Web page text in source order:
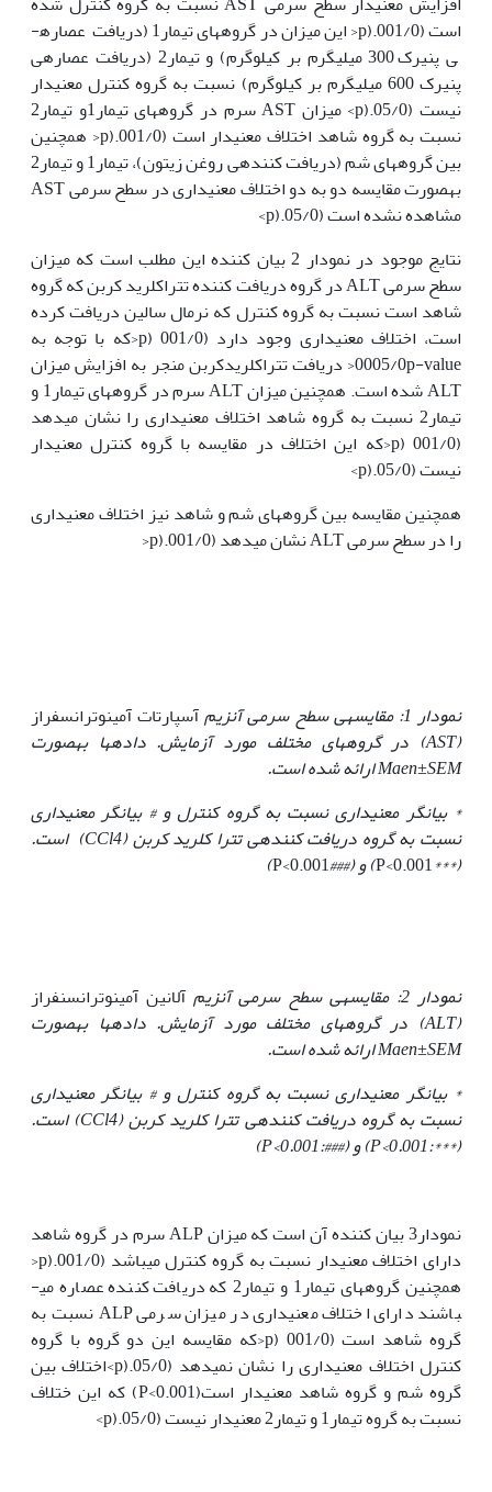
است (001/0.(p< این میزان در گروه­های تیمار1 (دریافت عصاره­
ی پنیرک 300 میلی‏گرم بر کیلوگرم) و تیمار2 (دریافت عصاره­ی
پنیرک 600 میلی‏گرم بر کیلوگرم) نسبت به گروه کنترل معنی­دار
نیست (05/0.(p> میزان AST سرم در گروه‫های تیمار1و تیمار2
نسبت به گروه شاهد اختلاف معنی­دار است (001/0.(p< همچنین
بین گروه­های شم (دریافت کننده­ی روغن زیتون)، تیمار1 و تیمار2
به‏صورت مقایسه دو به دو اختلاف معنی­داری در سطح سرمی AST
مشاهده نشده است (05/0.(p>
نتایج موجود در نمودار 2 بیان کننده این مطلب است که میزان
سطح سرمی ALT در گروه دریافت کننده تتراکلرید کربن که گروه
شاهد است نسبت به گروه کنترل که نرمال سالین دریافت کرده
است، اختلاف معنی­داری وجود دارد (001/0 (p<که با توجه به
0005/0p-value< دریافت تتراکلریدکربن منجر به افزایش میزان
ALT شده است. همچنین میزان ALT سرم در گروه­های تیمار1 و
تیمار2 نسبت به گروه شاهد اختلاف معنی‫داری را نشان می­دهد
(001/0 (p<که این اختلاف در مقایسه با گروه کنترل معنی­دار
نیست (05/0.(p>
همچنین مقایسه بین گروه­های شم و شاهد نیز اختلاف معنی‫داری
را در سطح سرمی ALT نشان می­دهد (001/0.(p<
نمودار 1: مقایسه­ی سطح سرمی آنزیم
آسپارتات آمینوترانسفراز
(
AST) در گروه‏های مختلف مورد آزمایش. داده‏ها به‏صورت
Maen±SEMارائه شده است.
* بیانگر معنی‏داری نسبت به گروه کنترل و# بیانگر معنی‏داری
نسبت به گروه دریافت کننده­ی تترا کلرید کربن(CCl4)
است.
(
***
P<0.001) و (###
P<0.001
)
نمودار 2: مقایسه­ی سطح سرمی آنزیم
آلانین آمینوترانسنفراز
(
ALT) در گروه­های مختلف مورد آزمایش. داده‏ها به‏صورت
Maen±SEMارائه شده است.
* بیانگر معنی‏داری نسبت به گروه کنترل و# بیانگر معنی‏داری
نسبت به گروه دریافت کننده­ی تترا کلرید کربن(CCl4)
است.
(
***:P<0.001 ) و (###:P<0.001
)
نمودار3 بیان کننده آن است که میزان ALP سرم در گروه شاهد
دارای اختلاف معنی­دار نسبت به گروه کنترل می­باشد (001/0.(p<
همچنین گروه­های تیمار1 و تیمار2 که دریافت کننده عصاره می­
باشند دارای اختلاف معنی­داری در میزان سرمی ALP نسبت به
گروه شاهد است (001/0 (p<که مقایسه این دو گروه با گروه
کنترل اختلاف معنی­داری را نشان نمی­­دهد (05/0.(p>اختلاف بین
گروه شم و گروه شاهد معنی­دار است(P<0.001) که این ختلاف
نسبت به گروه تیمار1 و تیمار2 معنی­دار نیست (05/0.(p>